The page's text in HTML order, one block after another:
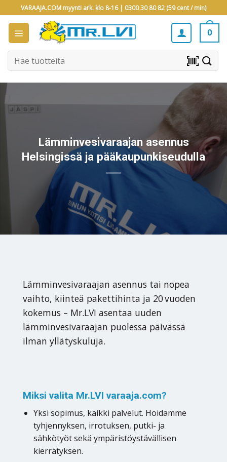
to
content
VARAAJA.COM myynti ark. klo 8-16 | 0300 30 80 82 (59 cent / min)
0
Etsi: barcode_scanner
Lämminvesivaraajan asennus
Helsingissä ja pääkaupunkiseudulla
Lämminvesivaraajan asennus tai nopea
vaihto, kiinteä pakettihinta ja 20 vuoden
kokemus – Mr.LVI asentaa uuden
lämminvesivaraajan puolessa päivässä
ilman yllätyskuluja.
Miksi valita Mr.LVI varaaja.com?
Yksi sopimus, kaikki palvelut. Hoidamme
tyhjennyksen, irrotuksen, putki- ja
sähkötyöt sekä ympäristöystävällisen
kierrätyksen.